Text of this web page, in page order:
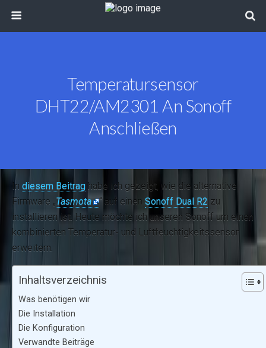
Temperatursensor
DHT22/AM2301 An Sonoff
Anschließen
In diesem Beitrag habe ich gezeigt, wie die alternative
Firmware „Tasmota “ auf einen Sonoff Dual R2 zu
installieren ist. Heute möchte ich unseren Sonoff um einen
kombinierten Temperatur- und Luftfeuchtigkeitssensor
erweitern.
Inhaltsverzeichnis
Was benötigen wir
Die Installation
Die Konfiguration
Verwandte Beiträge